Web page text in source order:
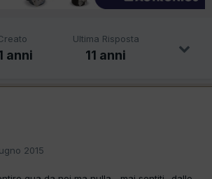
anni
Ultima Risposta
11 anni
2015